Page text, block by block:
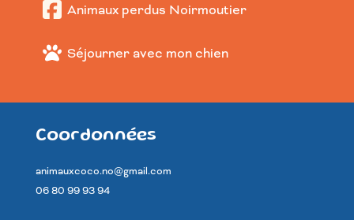
Animaux perdus Noirmoutier
Séjourner avec mon chien
Coordonnées
animauxcoco.no@gmail.com
06 80 99 93 94